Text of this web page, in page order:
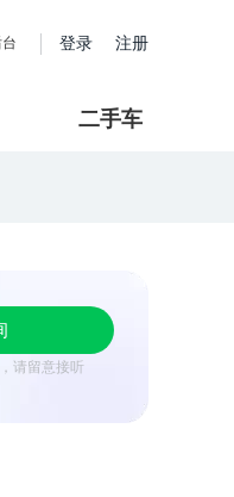
登录 注册
二手车
请留意接听